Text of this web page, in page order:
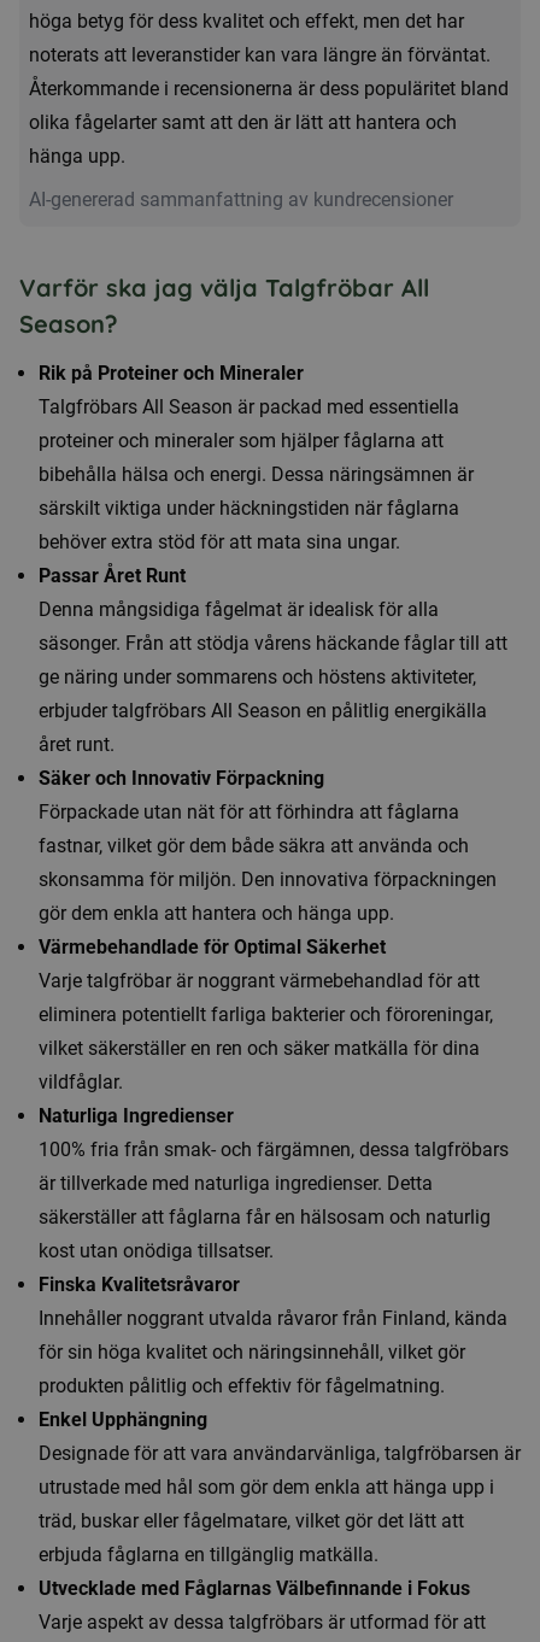
höga betyg för dess kvalitet och effekt, men det har
noterats att leveranstider kan vara längre än förväntat.
Återkommande i recensionerna är dess populäritet bland
olika fågelarter samt att den är lätt att hantera och
hänga upp.
AI-genererad sammanfattning av kundrecensioner
Varför ska jag välja Talgfröbar All
Season?
Rik på Proteiner och Mineraler
Talgfröbars All Season är packad med essentiella
proteiner och mineraler som hjälper fåglarna att
bibehålla hälsa och energi. Dessa näringsämnen är
särskilt viktiga under häckningstiden när fåglarna
behöver extra stöd för att mata sina ungar.
Passar Året Runt
Denna mångsidiga fågelmat är idealisk för alla
säsonger. Från att stödja vårens häckande fåglar till att
ge näring under sommarens och höstens aktiviteter,
erbjuder talgfröbars All Season en pålitlig energikälla
året runt.
Säker och Innovativ Förpackning
Förpackade utan nät för att förhindra att fåglarna
fastnar, vilket gör dem både säkra att använda och
skonsamma för miljön. Den innovativa förpackningen
gör dem enkla att hantera och hänga upp.
Värmebehandlade för Optimal Säkerhet
Varje talgfröbar är noggrant värmebehandlad för att
eliminera potentiellt farliga bakterier och föroreningar,
vilket säkerställer en ren och säker matkälla för dina
vildfåglar.
Naturliga Ingredienser
100% fria från smak- och färgämnen, dessa talgfröbars
är tillverkade med naturliga ingredienser. Detta
säkerställer att fåglarna får en hälsosam och naturlig
kost utan onödiga tillsatser.
Finska Kvalitetsråvaror
Innehåller noggrant utvalda råvaror från Finland, kända
för sin höga kvalitet och näringsinnehåll, vilket gör
produkten pålitlig och effektiv för fågelmatning.
Enkel Upphängning
Designade för att vara användarvänliga, talgfröbarsen är
utrustade med hål som gör dem enkla att hänga upp i
träd, buskar eller fågelmatare, vilket gör det lätt att
erbjuda fåglarna en tillgänglig matkälla.
Utvecklade med Fåglarnas Välbefinnande i Fokus
Varje aspekt av dessa talgfröbars är utformad för att